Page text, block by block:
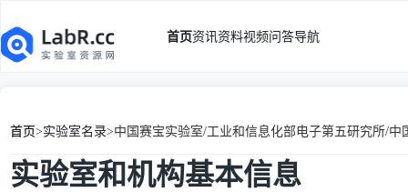
首页资讯资料视频问答导航
首页>实验室名录>中国赛宝实验室/工业和信息化部电子第五研究所/
实验室和机构基本信息